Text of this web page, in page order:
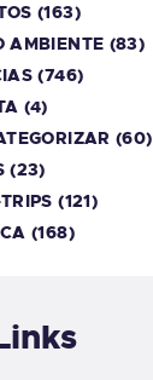
(163)
AMBIENTE (83)
(746)
(4)
(60)
(23)
(121)
(168)